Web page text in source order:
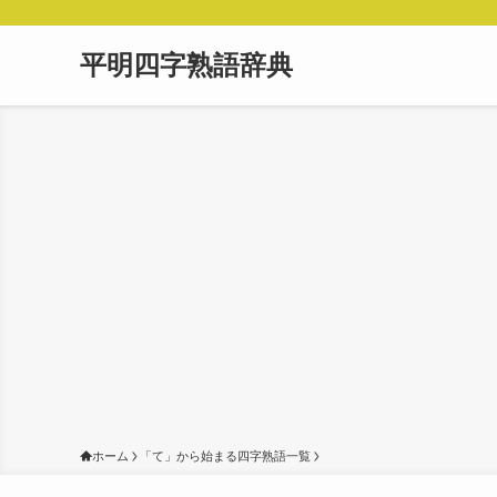
平明四字熟語辞典
ホーム 「て」から始まる四字熟語一覧